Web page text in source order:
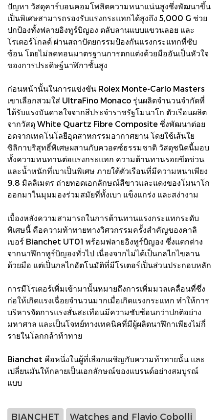
ปัญหา วัสดุคาร์บอนคอมโพสิตความหนาแน่นสูงซึ่งพัฒนาขึ้น
เป็นพิเศษสามารถรองรับแรงกระแทกได้สูงถึง 5,000 G ช่วย
ปกป้องทั้งฟลายอิงทูร์บิญอง ตลับลานแบบแขวนลอย และ
โรเตอร์โกลด์ ผ่านสถาปัตยกรรมป้องกันแรงกระแทกที่ซับ
ซ้อน โดยไม่ลดทอนมาตรฐานการตกแต่งด้วยมืออันเป็นหัวใจ
ของการประดิษฐ์นาฬิกาชั้นสูง
ก่อนหน้านั้นในการแข่งขัน Rolex Monte-Carlo Masters
เขาเลือกสวมใส่ UltraFino Monaco รุ่นผลิตจำนวนจำกัดที่
ได้รับแรงบันดาลใจจากสีประจำราชรัฐโมนาโก ตัวเรือนผลิต
จากวัสดุ White Quartz Fibre Composite ซึ่งพัฒนาต่อย
อดจากเทคโนโลยีอุตสาหกรรมอากาศยาน โดยใช้เส้นใย
ซิลิกาบริสุทธิ์พิเศษผสานกับควอตซ์ธรรมชาติ วัสดุชนิดนี้มอบ
ทั้งความทนทานต่อแรงกระแทก ความต้านทานรอยขีดข่วน
และน้ำหนักที่เบาเป็นพิเศษ ภายใต้ตัวเรือนที่มีความหนาเพียง
9.8 มิลลิเมตร ถ่ายทอดเอกลักษณ์สีขาวและแดงของโมนาโก
ออกมาในมุมมองร่วมสมัยที่ทั้งเบา แข็งแกร่ง และสง่างาม
เบื้องหลังความสามารถในการต้านทานแรงกระแทกระดับ
พิเศษนี้ คือความท้าทายทางวิศวกรรมครั้งสำคัญของคาลิ
เบอร์ Bianchet UT01 พร้อมฟลายอิงทูร์บิญอง ซึ่งแตกต่าง
จากนาฬิกาทูร์บิญองทั่วไป เนื่องจากไม่ได้เป็นกลไกไขลาน
ด้วยมือ แต่เป็นกลไกอัตโนมัติที่มีโรเตอร์เป็นส่วนประกอบหลัก
การมีโรเตอร์เพิ่มเข้ามานั้นหมายถึงการเพิ่มมวลเคลื่อนที่ซึ่ง
ก่อให้เกิดแรงเฉื่อยจำนวนมากเมื่อเกิดแรงกระแทก ทำให้การ
บริหารจัดการแรงสั่นสะเทือนมีความซับซ้อนกว่าปกติอย่าง
มหาศาล และเป็นโจทย์ทางเทคนิคที่มีผู้ผลิตนาฬิกาเพียงไม่กี่
รายในโลกกล้าท้าทาย
Bianchet คือหนึ่งในผู้ที่เลือกเผชิญกับความท้าทายนั้น และ
เปลี่ยนมันให้กลายเป็นเอกลักษณ์ของแบรนด์อย่างสมบูรณ์
แบบ
BIANCHET Watches and Flavio Cobolli